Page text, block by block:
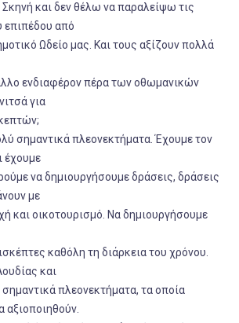
Σκηνή και δεν θέλω να παραλείψω τις
επιπέδου από
Ωδείο μας. Και τους αξίζουν πολλά
ενδιαφέρον πέρα των οθωμανικών
για
σημαντικά πλεονεκτήματα. Έχουμε τον
έχουμε
να δημιουργήσουμε δράσεις, δράσεις
με
και οικοτουρισμό. Να δημιουργήσουμε
καθόλη τη διάρκεια του χρόνου.
και
σημαντικά πλεονεκτήματα, τα οποία
αξιοποιηθούν.